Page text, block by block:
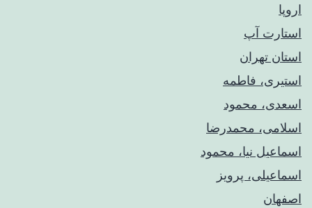
اروپا
استارت آپ
استان تهران
استیری، فاطمه
اسعدی، محمود
اسلامی، محمدرضا
اسماعیل نیا، محمود
اسماعیلی، پرویز
اصفهان